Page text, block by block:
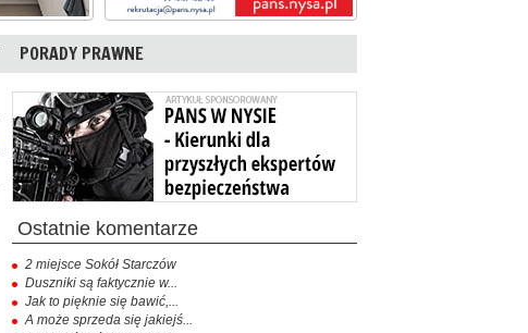
PORADY PRAWNE
ostatnie komentarze
2 miejsce Sokół Starczów
Duszniki są faktycznie w...
Jak to pięknie się bawić,...
A może sprzeda się jakiejś...